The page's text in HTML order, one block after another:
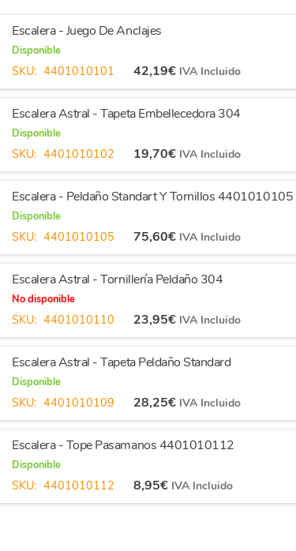
Escalera - Juego De Anclajes
Disponible
SKU: 4401010101 42,19€ IVA Incluido
Escalera Astral - Tapeta Embellecedora 304
Disponible
SKU: 4401010102 19,70€ IVA Incluido
Escalera - Peldaño Standart Y Tornillos 4401010105
Disponible
SKU: 4401010105 75,60€ IVA Incluido
Escalera Astral - Tornillería Peldaño 304
No disponible
SKU: 4401010110 23,95€ IVA Incluido
Escalera Astral - Tapeta Peldaño Standard
Disponible
SKU: 4401010109 28,25€ IVA Incluido
Escalera - Tope Pasamanos 4401010112
Disponible
SKU: 4401010112 8,95€ IVA Incluido